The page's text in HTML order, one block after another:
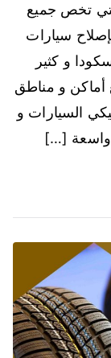
تخص جميع
سيارات
و كثير
أماكن و مناطق
السيارات و
واسعة […]